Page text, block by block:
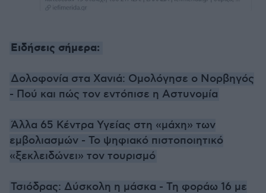
Ειδήσεις σήμερα:
Δολοφονία στα Χανιά: Ομολόγησε ο Νορβηγός
- Πού και πώς τον εντόπισε η Αστυνομία
Άλλα 65 Κέντρα Υγείας στη «μάχη» των
εμβολιασμών - Το ψηφιακό πιστοποιητικό
«ξεκλειδώνει» τον τουρισμό
Τσιόδρας: Δύσκολη η μάσκα - Τη φοράω 16 με